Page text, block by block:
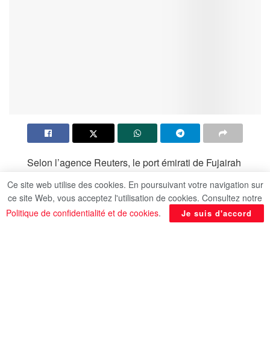
Selon l’agence Reuters, le port émirati de Fujairah
a été la cible d’une nouvelle attaque.
Un incendie s’est déclaré dans la zone des
industries pétrolières de Fujairah après qu’un
Ce site web utilise des cookies. En poursuivant votre navigation sur
ce site Web, vous acceptez l'utilisation de cookies. Consultez notre
Politique de confidentialité et de cookies. Je suis d'accord